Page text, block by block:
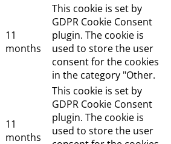
11
months
This cookie is set by
GDPR Cookie Consent
plugin. The cookie is
used to store the user
consent for the cookies
in the category "Other.
11
months
This cookie is set by
GDPR Cookie Consent
plugin. The cookie is
used to store the user